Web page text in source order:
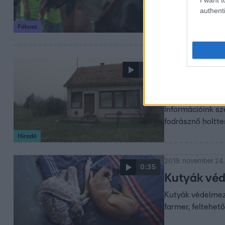
Fókusz
1:51
Híradó
Kutyái
Kutyái
Információink
fodrásznő
0:35
2019. november 24.
Kutyák
Kutyák
farmer,